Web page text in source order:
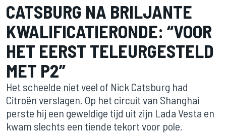
CATSBURG NA BRILJANTE
KWALIFICATIERONDE: “VOOR
HET EERST TELEURGESTELD
MET P2”
Het scheelde niet veel of Nick Catsburg had
Citroën verslagen. Op het circuit van Shanghai
perste hij een geweldige tijd uit zijn Lada Vesta en
kwam slechts een tiende tekort voor pole.